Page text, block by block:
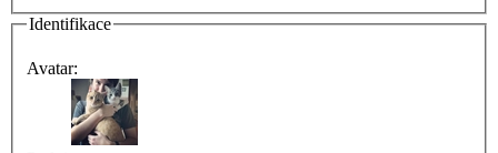
Identifikace
Avatar: